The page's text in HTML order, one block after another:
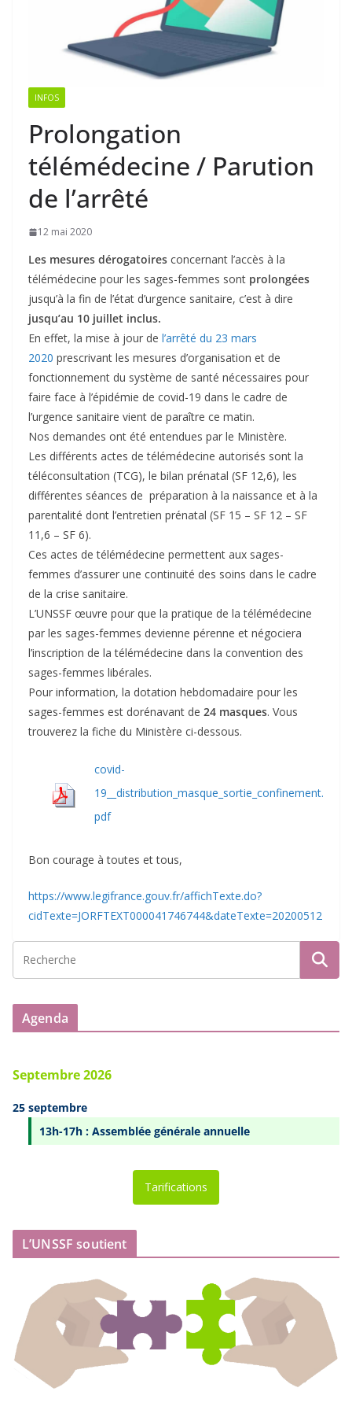
INFOS
Prolongation
télémédecine / Parution
de l’arrêté
12 mai 2020
Les mesures dérogatoires concernant l’accès à la
télémédecine pour les sages-femmes sont prolongées
jusqu’à la fin de l’état d’urgence sanitaire, c’est à dire
jusqu’au 10 juillet inclus.
En effet, la mise à jour de l’arrêté du 23 mars
2020 prescrivant les mesures d’organisation et de
fonctionnement du système de santé nécessaires pour
faire face à l’épidémie de covid-19 dans le cadre de
l’urgence sanitaire vient de paraître ce matin.
Nos demandes ont été entendues par le Ministère.
Les différents actes de télémédecine autorisés sont la
téléconsultation (TCG), le bilan prénatal (SF 12,6), les
différentes séances de préparation à la naissance et à la
parentalité dont l’entretien prénatal (SF 15 – SF 12 – SF
11,6 – SF 6).
Ces actes de télémédecine permettent aux sages-
femmes d’assurer une continuité des soins dans le cadre
de la crise sanitaire.
L’UNSSF œuvre pour que la pratique de la télémédecine
par les sages-femmes devienne pérenne et négociera
l’inscription de la télémédecine dans la convention des
sages-femmes libérales.
Pour information, la dotation hebdomadaire pour les
sages-femmes est dorénavant de 24 masques. Vous
trouverez la fiche du Ministère ci-dessous.
covid-
19__distribution_masque_sortie_confinement.
pdf
Bon courage à toutes et tous,
https://www.legifrance.gouv.fr/affichTexte.do?
cidTexte=JORFTEXT000041746744&dateTexte=20200512
Agenda
Septembre 2026
25 septembre
13h-17h : Assemblée générale annuelle
Tarifications
L’UNSSF soutient